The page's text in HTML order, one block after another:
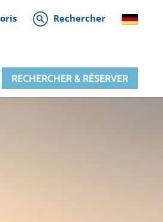
Rechercher
RECHERCHER & RÉSERVER